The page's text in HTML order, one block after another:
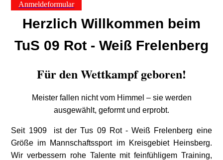
Anmeldeformular
Herzlich Willkommen beim
TuS 09 Rot - Weiß Frelenberg
Für den Wettkampf geboren!
Meister fallen nicht vom Himmel – sie werden
ausgewählt, geformt und erprobt.
Seit 1909 ist der Tus 09 Rot - Weiß Frelenberg eine
Größe im Mannschaftssport im Kreisgebiet Heinsberg.
Wir verbessern rohe Talente mit feinfühligem Training,